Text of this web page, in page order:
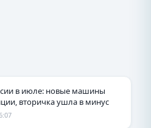
в июле: новые машины
вторичка ушла в минус